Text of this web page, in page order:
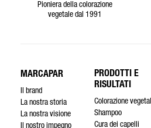
Pioniera della colorazione
vegetale dal 1991
MARCAPAR
Il brand
La nostra storia
La nostra visione
Il nostro impegno
PRODOTTI E
RISULTATI
Colorazione
Shampoo
Cura dei capelli